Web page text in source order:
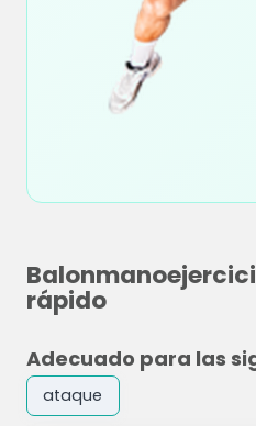
rápido
Adecuado para las
ataque